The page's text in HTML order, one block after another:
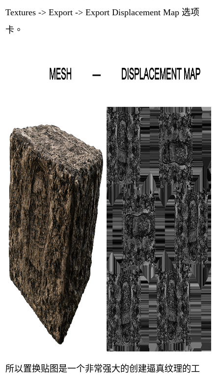
Textures -> Export -> Export Displacement Map 选项
卡。
所以置换贴图是一个非常强大的创建逼真纹理的工